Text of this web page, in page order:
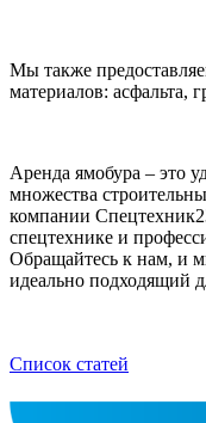
Мы также
материалов: асфальта,
Аренда ямобура – это
множества
компании
спецтехнике и
Обращайтесь к нам, и
идеально подходящий
Список статей